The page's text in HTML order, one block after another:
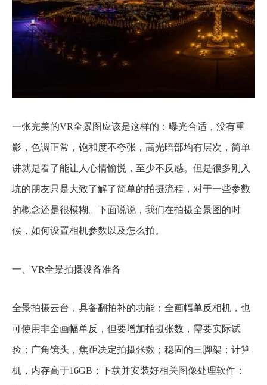
一张完美的VR全景图应该是这样的：曝光合适，没有重
影，色调正常，饱和度不夸张，高光暗部均有层次，简单
讲就是看了能让人心情愉悦，至少不反感。但是很多刚入
坑的朋友只是大致了解了简单的拍摄流程，对于一些参数
的概念还是很模糊。下面说说，我们在拍摄全景图的时
候，如何设置相机参数以及怎么拍。
一、VR全景拍摄设备准备
全景拍摄云台，具备翻拍补的功能；全画幅单反相机，也
可使用非全画幅单反，但要增加拍摄张数，需要实际试
验；广角镜头，焦距决定拍摄张数；稳固的三脚架；计算
机，内存高于16GB；下载并安装好相关图像处理软件：